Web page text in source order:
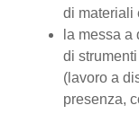
di materiali
la messa
di
(lavoro a
presenza,